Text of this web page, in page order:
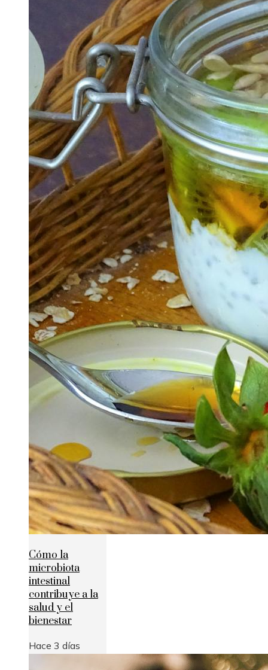
Cómo la
microbiota
intestinal
contribuye a la
salud y el
bienestar
Hace 3 días